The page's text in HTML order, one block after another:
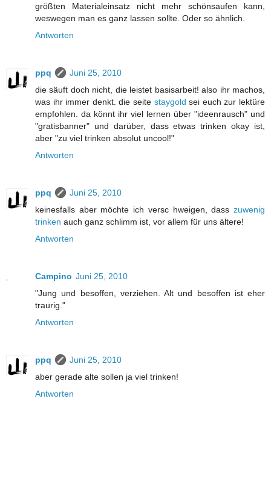
größten Materialeinsatz nicht mehr schönsaufen kann,
weswegen man es ganz lassen sollte. Oder so ähnlich.
Antworten
ppq
Juni 25, 2010
die säuft doch nicht, die leistet basisarbeit! also ihr machos,
was ihr immer denkt. die seite staygold sei euch zur lektüre
empfohlen. da könnt ihr viel lernen über "ideenrausch" und
"gratisbanner" und darüber, dass etwas trinken okay ist,
aber "zu viel trinken absolut uncool!"
Antworten
ppq
Juni 25, 2010
keinesfalls aber möchte ich versc hweigen, dass zuwenig
trinken auch ganz schlimm ist, vor allem für uns ältere!
Antworten
Campino Juni 25, 2010
"Jung und besoffen, verziehen. Alt und besoffen ist eher
traurig."
Antworten
ppq
Juni 25, 2010
aber gerade alte sollen ja viel trinken!
Antworten